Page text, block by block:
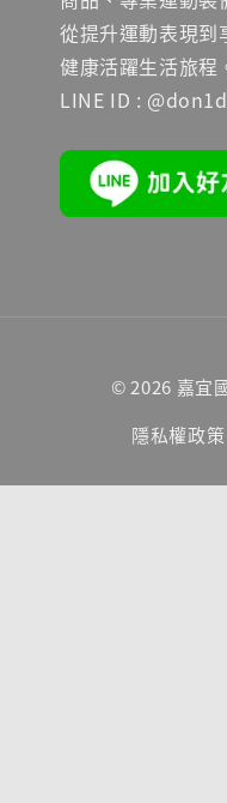
從提升運動表現到
健康活躍生活旅程
LINE ID :
© 2026 嘉宜
隱私權政策